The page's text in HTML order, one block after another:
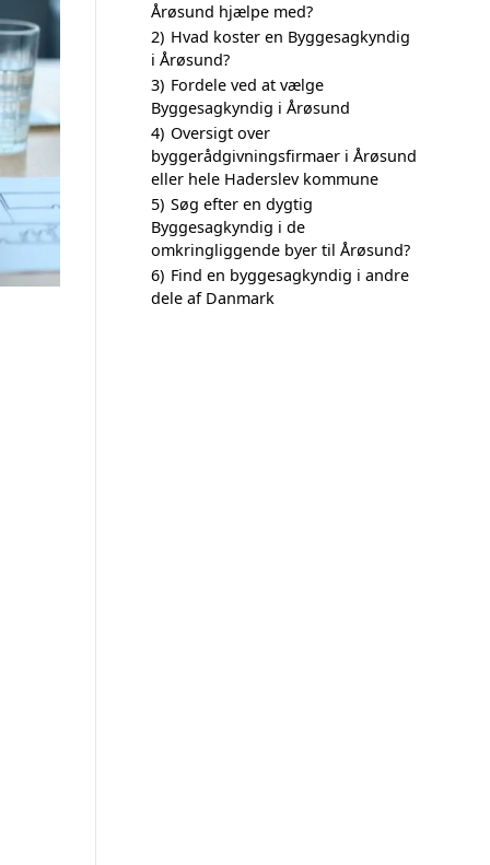
Årøsund hjælpe med?
2) Hvad koster en Byggesagkyndig
i Årøsund?
3) Fordele ved at vælge
Byggesagkyndig i Årøsund
4) Oversigt over
byggerådgivningsfirmaer i Årøsund
eller hele Haderslev kommune
5) Søg efter en dygtig
Byggesagkyndig i de
omkringliggende byer til Årøsund?
6) Find en byggesagkyndig i andre
dele af Danmark